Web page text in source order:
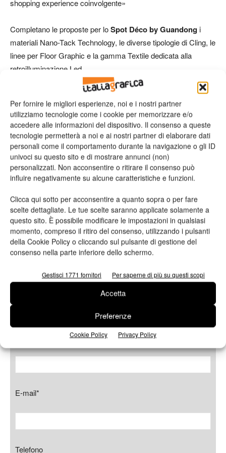
Per fornire le migliori esperienze, noi e i nostri partner
utilizziamo tecnologie come i cookie per memorizzare e/o
accedere alle informazioni del dispositivo. Il consenso a queste
tecnologie permetterà a noi e ai nostri partner di elaborare dati
personali come il comportamento durante la navigazione o gli ID
univoci su questo sito e di mostrare annunci (non)
personalizzati. Non acconsentire o ritirare il consenso può
influire negativamente su alcune caratteristiche e funzioni.
Clicca qui sotto per acconsentire a quanto sopra o per fare
scelte dettagliate. Le tue scelte saranno applicate solamente a
questo sito. È possibile modificare le impostazioni in qualsiasi
momento, compreso il ritiro del consenso, utilizzando i pulsanti
della Cookie Policy o cliccando sul pulsante di gestione del
consenso nella parte inferiore dello schermo.
Gestisci 1771 fornitori Per saperne di più su questi scopi
Accetta
Preferenze
Cookie Policy Privacy Policy
shopping experience coinvolgente»
Completano le proposte per loSpot Déco by Guandongi
materiali Nano-Tack Technology, le diverse tipologie di Cling, le
linee per Floor Graphic e la gamma Textile dedicata alla
retroilluminazione Led.
Guandong vi aspetta aShopExpo
Milano, THE MALL, business district di Porta Nuova
Vai al sito
Richiedi maggiori
informazioni
Nome*
Cognome*
E-mail*
Telefono